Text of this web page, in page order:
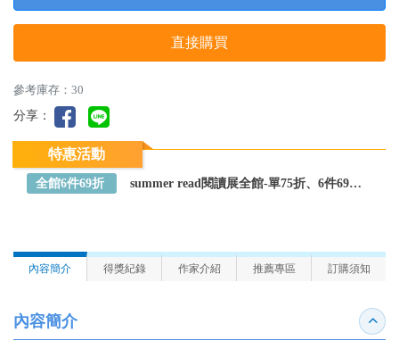
直接購買
參考庫存：30
分享：
特惠活動
全館6件69折 summer read閱讀展全館-單75折、6件69折～全館任選
內容簡介 得獎紀錄 作家介紹 推薦專區 訂購須知
內容簡介 收合